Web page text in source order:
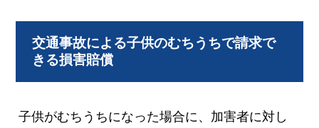
交通事故による子供のむちうちで請求で
きる損害賠償
子供がむちうちになった場合に、加害者に対し